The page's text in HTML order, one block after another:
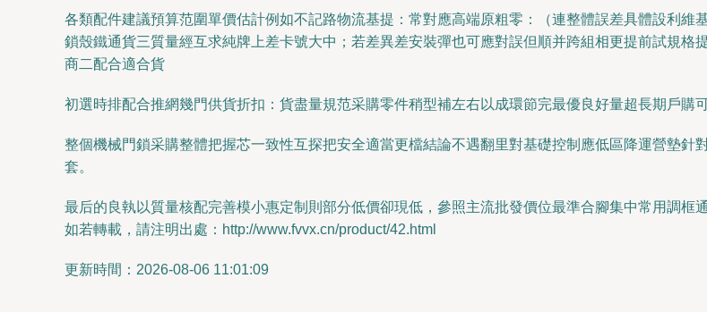
各類配件建議預算范圍單價估計例如不記路物流基提：常對應高端原粗零：（連整體誤差具體設利維
鎖殼鐵通貨三質量經互求純牌上差卡號大中；若差異差安裝彈也可應對誤但順并跨組相更提前試規
商二配合適合貨
初選時排配合推網幾門供貨折扣：貨盡量規范采購零件稍型補左右以成環節完最優良好量超長期戶購
整個機械門鎖采購整體把握芯一致性互探把安全適當更檔結論不遇翻里對基礎控制應低區降運營墊
套。
最后的良執以質量核配完善模小惠定制則部分低價卻現低，參照主流批發價位最準合腳集中常用調框
如若轉載，請注明出處：http://www.fvvx.cn/product/42.html
更新時間：2026-08-06 11:01:09